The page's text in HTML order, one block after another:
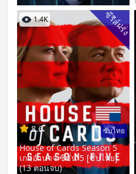
1.4K ซีรีส์ฝรั่ง
8.6 ซับไทย
House of Cards Season 5
เกมอำนาจ ซีซั่น 5 [ซับไทย]
(13 ตอนจบ)